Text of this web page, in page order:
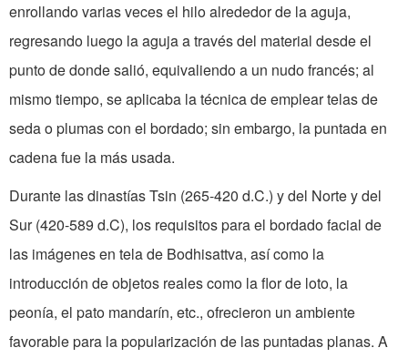
enrollando varias veces el hilo alrededor de la aguja,
regresando luego la aguja a través del material desde el
punto de donde salió, equivaliendo a un nudo francés; al
mismo tiempo, se aplicaba la técnica de emplear telas de
seda o plumas con el bordado; sin embargo, la puntada en
cadena fue la más usada.
Durante las dinastías Tsin (265-420 d.C.) y del Norte y del
Sur (420-589 d.C), los requisitos para el bordado facial de
las imágenes en tela de Bodhisattva, así como la
introducción de objetos reales como la flor de loto, la
peonía, el pato mandarín, etc., ofrecieron un ambiente
favorable para la popularización de las puntadas planas. A